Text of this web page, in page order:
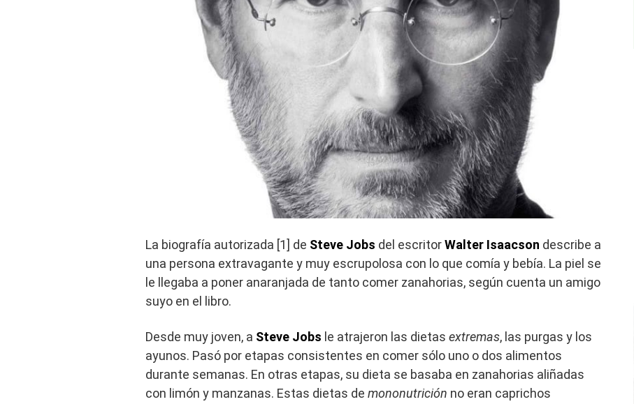
La biografía autorizada [1] de Steve Jobs del escritorWalter Isaacson describe a
una persona extravagante y muy escrupolosa con lo que comía y bebía. La piel se
le llegaba a poner anaranjada de tanto comer zanahorias, según cuenta un amigo
suyo en el libro.
Desde muy joven, a Steve Jobs le atrajeron las dietas extremas, las purgas y los
ayunos. Pasó por etapas consistentes en comer sólo uno o dos alimentos
durante semanas. En otras etapas, su dieta se basaba en zanahorias aliñadas
con limón y manzanas. Estas dietas de mononutrición no eran caprichos